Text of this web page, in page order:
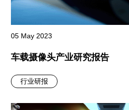
05 May 2023
车载摄像头产业研究报告
行业研报